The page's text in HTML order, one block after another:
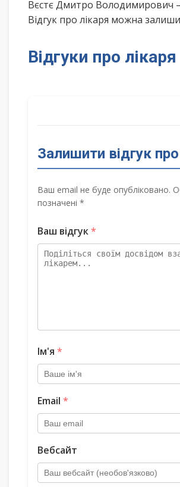
Вєстє Дмитро Володимирович
Відгук про лікаря можна
Відгуки про лікаря
Залишити відгук про
Ваш email не буде опубліковано.
позначені *
Ваш відгук*
Ім'я *
Email *
Вебсайт